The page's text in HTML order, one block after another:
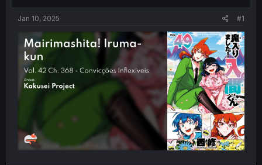
t
t
e
t
Jan 10, 2025 #1